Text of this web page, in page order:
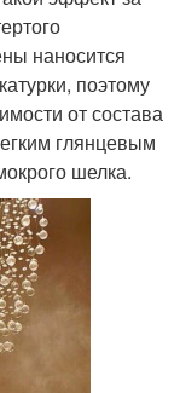
наносится
поэтому
от состава
глянцевым
шелка.